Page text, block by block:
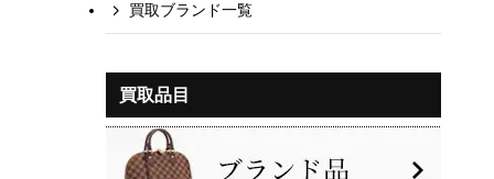
買取ブランド一覧
買取品目